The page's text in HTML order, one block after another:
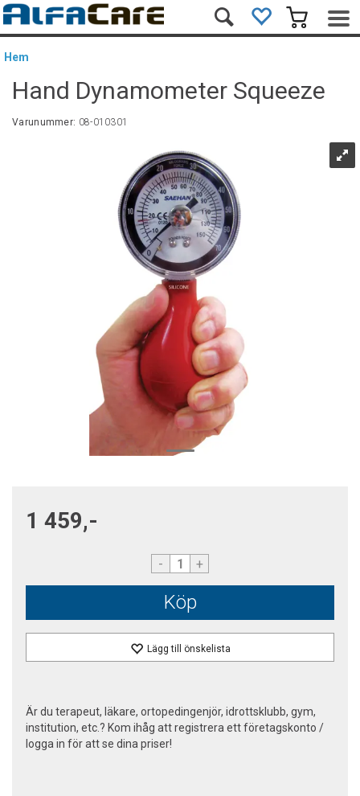
Hem
Hand Dynamometer Squeeze
Varunummer: 08-010301
1 459,-
- +
Köp
Lägg till önskelista
Är du terapeut, läkare, ortopedingenjör, idrottsklubb, gym,
institution, etc.? Kom ihåg att registrera ett företagskonto /
logga in för att se dina priser!